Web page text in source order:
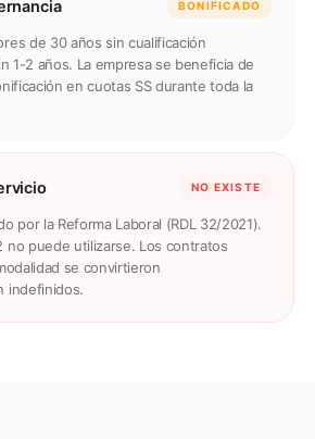
BONIFICADO
de 30 años sin cualificación
1-2 años. La empresa se beneficia de
en cuotas SS durante toda la
NO EXISTE
por la Reforma Laboral (RDL 32/2021).
no puede utilizarse. Los contratos
se convirtieron
indefinidos.